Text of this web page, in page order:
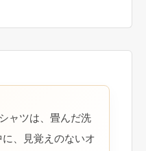
ャツは、畳んだ洗
、見覚えのないオ